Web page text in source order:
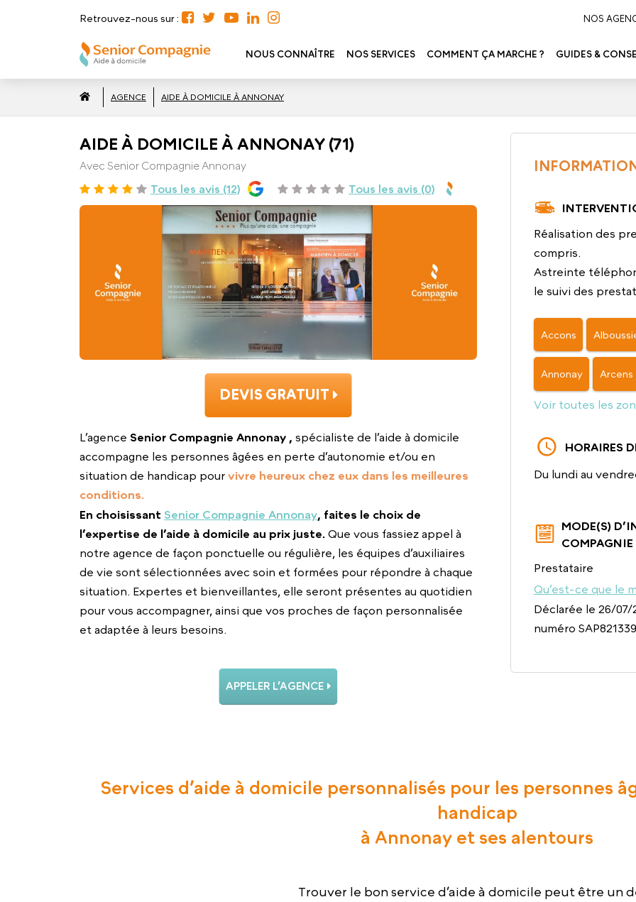
Retrouvez-nous sur : NOS
NOUS CONNAÎTRE NOS SERVICES COMMENT ÇA MARCHE ? GUIDES &
AGENCE AIDE À DOMICILE À ANNONAY
AIDE À DOMICILE À ANNONAY (71)
Avec Senior Compagnie Annonay
Tous les avis (12) Tous les avis (0)
DEVIS GRATUIT
L’agence Senior Compagnie Annonay , spécialiste de l’aide à domicile
accompagne les personnes âgées en perte d’autonomie et/ou en
situation de handicap pour vivre heureux chez eux dans les meilleures
conditions.
En choisissant Senior Compagnie Annonay, faites le choix de
l’expertise de l’aide à domicile au prix juste. Que vous fassiez appel à
notre agence de façon ponctuelle ou régulière, les équipes d’auxiliaires
de vie sont sélectionnées avec soin et formées pour répondre à chaque
situation. Expertes et bienveillantes, elle seront présentes au quotidien
pour vous accompagner, ainsi que vos proches de façon personnalisée
et adaptée à leurs besoins.
APPELER L’AGENCE
Réalisation des
compris.
Astreinte
le suivi des
Accons
Annonay Arcens
Voir toutes les
HORAIRES
Du lundi au
MODE(S)
Prestataire
Qu’est-ce que le
Déclarée le 26/07/
numéro
Services d’aide à domicile personnalisés pour les personnes
handicap
à Annonay et ses alentours
Trouver le bon service d’aide à domicile peut être un